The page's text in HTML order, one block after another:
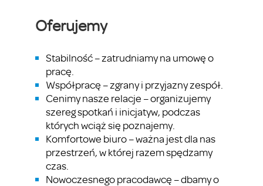
Oferujemy
Stabilność – zatrudniamy na umowę o
pracę.
Współpracę – zgrany i przyjazny zespół.
Cenimy nasze relacje – organizujemy
szereg spotkań i inicjatyw, podczas
których wciąż się poznajemy.
Komfortowe biuro – ważna jest dla nas
przestrzeń, w której razem spędzamy
czas.
Nowoczesnego pracodawcę – dbamy o